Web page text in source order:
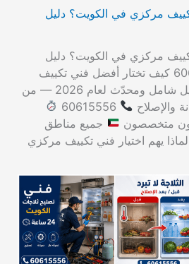
مركزي في الكويت؟ دليل
مركزي في الكويت؟ دليل
شامل 2026 | 60615556 كيف تختار أفضل فني تكييف
مركزي في الكويت؟ دليل شامل ومحدّث لعام 2026 — من
والإصلاح
متخصصون
جميع مناطق
يهم اختيار فني تكييف مركزي